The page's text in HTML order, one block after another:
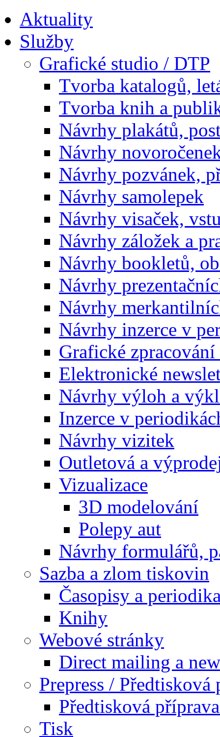
Aktuality
Služby
Grafické studio / DTP
Tvorba katalogů,
Tvorba knih a
Návrhy plakátů,
Návrhy
Návrhy pozvánek,
Návrhy samolepek
Návrhy visaček,
Návrhy záložek a
Návrhy bookletů,
Návrhy
Návrhy
Návrhy inzerce v
Grafické
Elektronické
Návrhy výloh a
Inzerce v
Návrhy vizitek
Outletová a
Vizualizace
3D modelování
Polepy aut
Návrhy formulářů,
Sazba a zlom tiskovin
Časopisy a
Knihy
Webové stránky
Direct mailing a
Prepress / Předtisková
Předtisková
Tisk